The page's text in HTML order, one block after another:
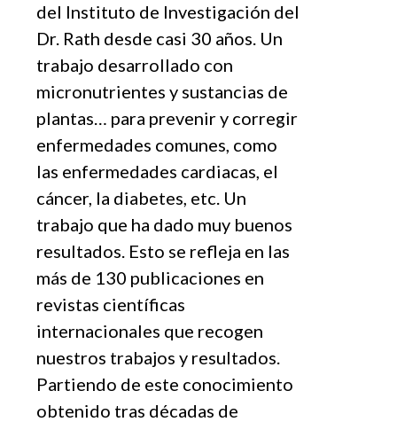
del Instituto de Investigación del
Dr. Rath desde casi 30 años. Un
trabajo desarrollado con
micronutrientes y sustancias de
plantas… para prevenir y corregir
enfermedades comunes, como
las enfermedades cardiacas, el
cáncer, la diabetes, etc. Un
trabajo que ha dado muy buenos
resultados. Esto se refleja en las
más de 130 publicaciones en
revistas científicas
internacionales que recogen
nuestros trabajos y resultados.
Partiendo de este conocimiento
obtenido tras décadas de